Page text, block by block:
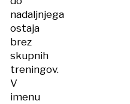
nadaljnjega
ostaja
brez
skupnih
treningov.
V
imenu